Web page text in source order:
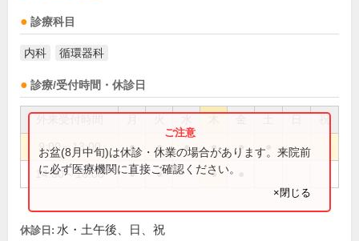
診療科目
内科 循環器科
診療/受付時間・休診日
祝
9:00～13:00 ● ● ● ● ●
14:30～18:00 ● ● ●
お盆(8月中旬)は休診・休業の場合があります。来院前
に必ず医療機関に直接ご確認ください。
×閉じる
休診日: 水・土午後、日、祝